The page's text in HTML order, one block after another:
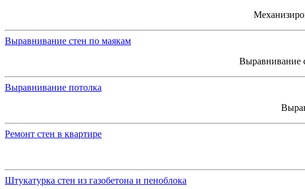
Выравнивание стен по маякам
Выравнивание
Выравнивание потолка
Ремонт стен в квартире
Штукатурка стен из газобетона и пеноблока